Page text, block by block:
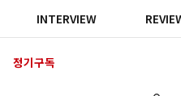
정기구독
INTERVIEW